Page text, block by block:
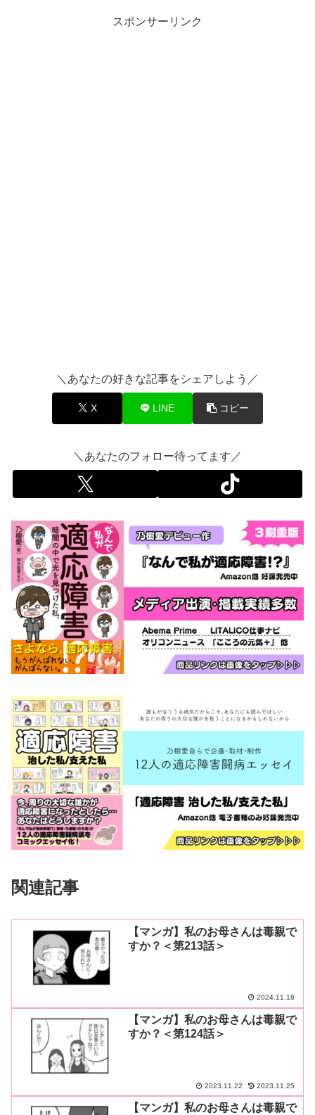
スポンサーリンク
＼あなたの好きな記事をシェアしよう／
X LINE コピー
＼あなたのフォロー待ってます／
関連記事
【マンガ】私のお母さんは毒親で
すか？＜第213話＞
2024.11.18
【マンガ】私のお母さんは毒親で
すか？＜第124話＞
2023.11.22 2023.11.25
【マンガ】私のお母さんは毒親で